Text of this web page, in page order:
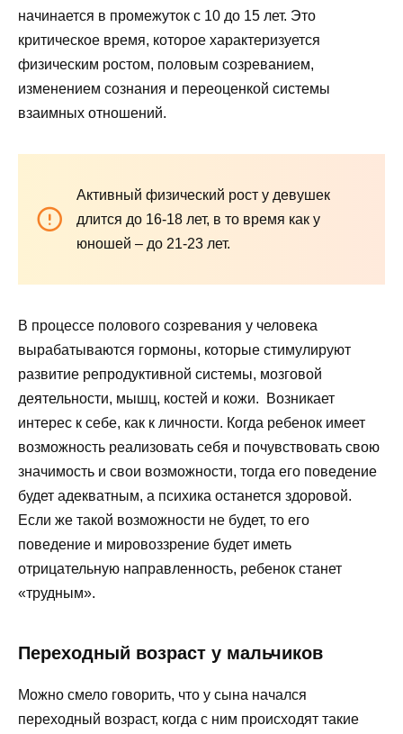
начинается в промежуток с 10 до 15 лет. Это
критическое время, которое характеризуется
физическим ростом, половым созреванием,
изменением сознания и переоценкой системы
взаимных отношений.
Активный физический рост у девушек
длится до 16-18 лет, в то время как у
юношей – до 21-23 лет.
В процессе полового созревания у человека
вырабатываются гормоны, которые стимулируют
развитие репродуктивной системы, мозговой
деятельности, мышц, костей и кожи. Возникает
интерес к себе, как к личности. Когда ребенок имеет
возможность реализовать себя и почувствовать свою
значимость и свои возможности, тогда его поведение
будет адекватным, а психика останется здоровой.
Если же такой возможности не будет, то его
поведение и мировоззрение будет иметь
отрицательную направленность, ребенок станет
«трудным».
Переходный возраст у мальчиков
Можно смело говорить, что у сына начался
переходный возраст, когда с ним происходят такие